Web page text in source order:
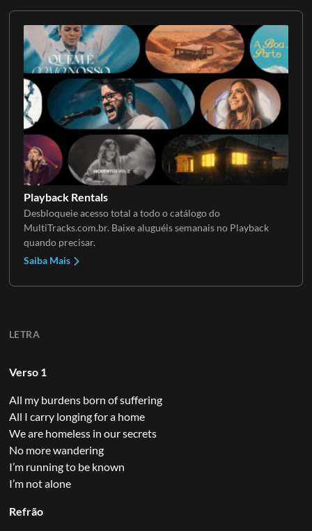
Playback Rentals
Desbloqueie acesso total a todo o catálogo do
MultiTracks.com.br. Baixe aluguéis semanais no Playback
quando precisar.
Saiba Mais
LETRA
Verso 1
All my burdens born of suffering
All I carry longing for a home
We are homeless in our secrets
No more wandering
I’m running to be known
I’m not alone
Refrão